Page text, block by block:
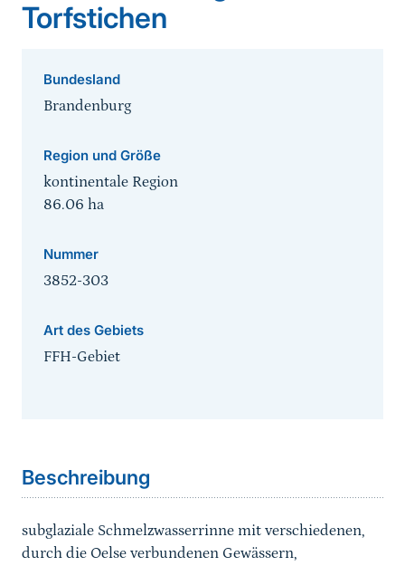
Torfstichen
Bundesland
Brandenburg
Region und Größe
kontinentale Region
86.06 ha
Nummer
3852-303
Art des Gebiets
FFH-Gebiet
Beschreibung
subglaziale Schmelzwasserrinne mit verschiedenen,
durch die Oelse verbundenen Gewässern,